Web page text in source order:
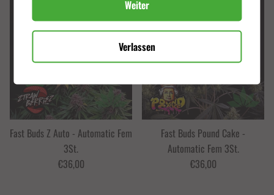
Fast Buds Z Auto - Automatic Fem
3St.
€36,00
Fast Buds Pound Cake -
Automatic Fem 3St.
€36,00
ABONNIEREN
Weiter
Verlassen